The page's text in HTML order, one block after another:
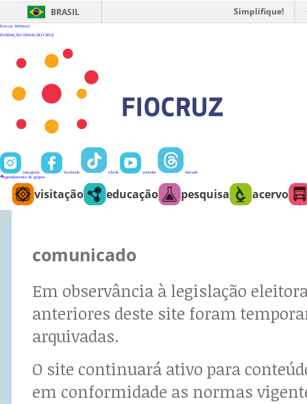
BRASIL Simplifique!
Fiocruz Webmail
FUNDAÇÃO OSWALDO CRUZ
instagram facebook tiktok youtube
threads
agendamento de grupos
visitação educação pesquisa acervo
comunicado
Em observância à legislação
anteriores deste site foram
arquivadas.
O site continuará ativo para
em conformidade as normas